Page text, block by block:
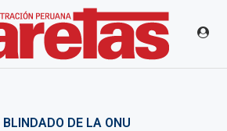
BLINDADO DE LA ONU